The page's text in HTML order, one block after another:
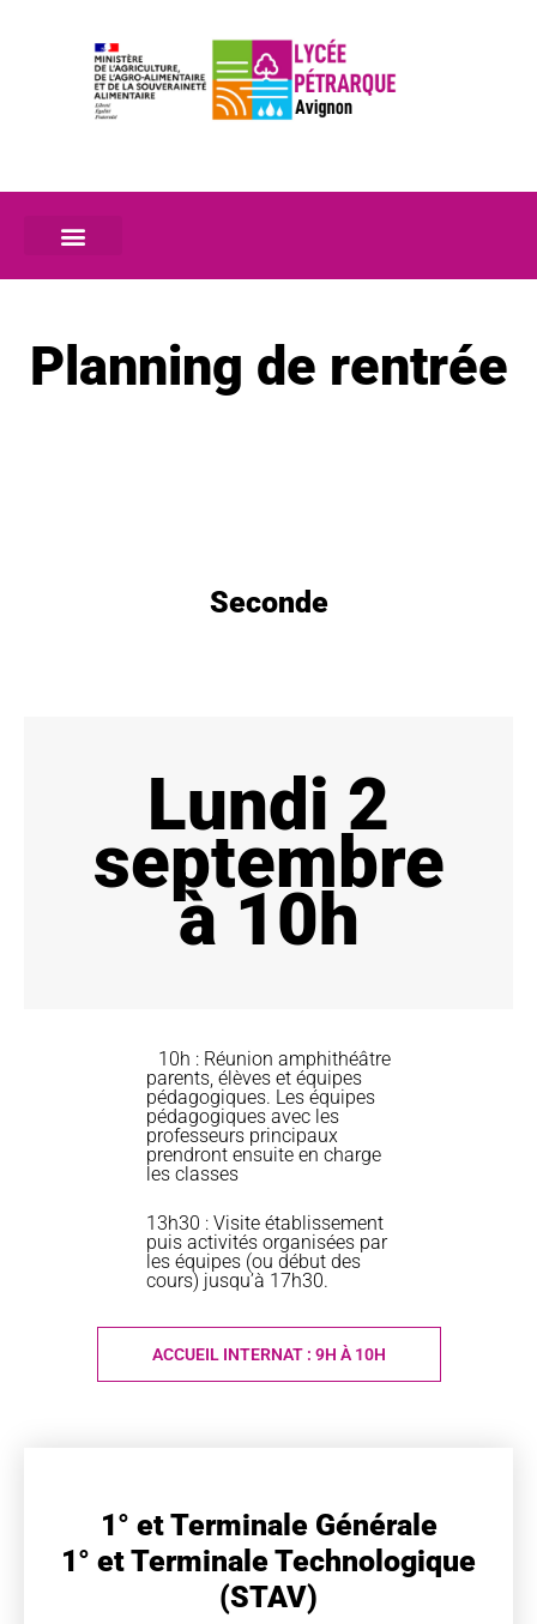
Planning de rentrée
Seconde
Lundi 2
septembre
à 10h
10h : Réunion amphithéâtre
parents, élèves et équipes
pédagogiques. Les équipes
pédagogiques avec les
professeurs principaux
prendront ensuite en charge
les classes
13h30 : Visite établissement
puis activités organisées par
les équipes (ou début des
cours) jusqu’à 17h30.
ACCUEIL INTERNAT : 9H À 10H
1° et Terminale Générale
1° et Terminale Technologique
(STAV)